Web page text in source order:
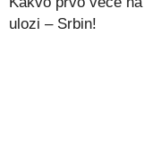
ulozi – Srbin!